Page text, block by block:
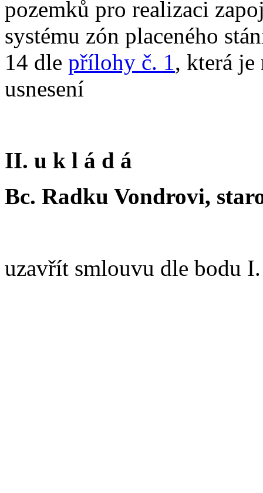
pozemků pro realizaci
systému zón placeného
14 dle přílohy č. 1, která je
usnesení
II. u k l á d á
Bc. Radku Vondrovi,
uzavřít smlouvu dle bodu